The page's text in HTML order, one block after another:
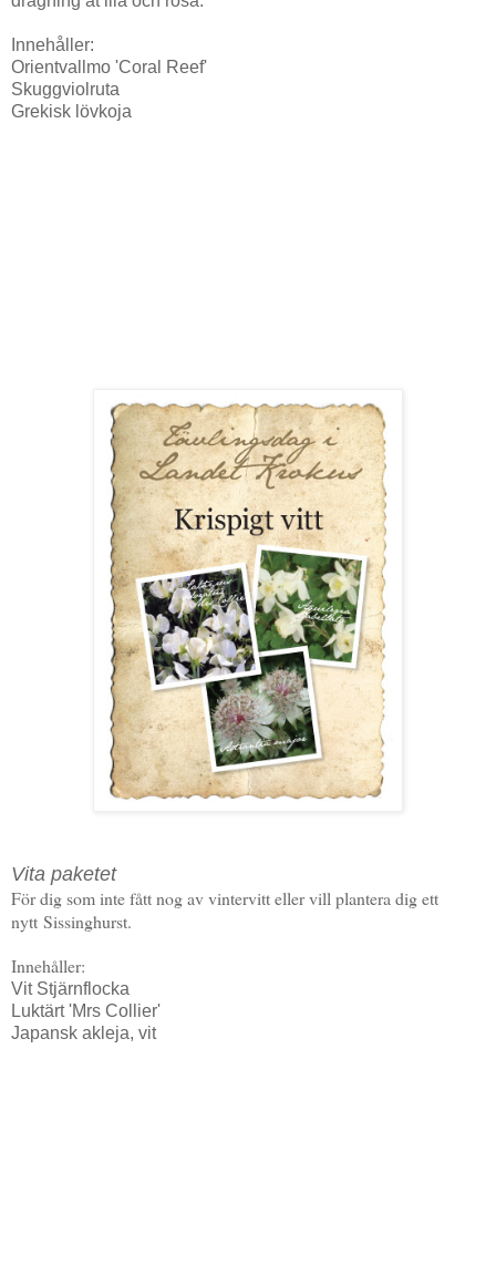
Innehåller:
Orientvallmo 'Coral Reef'
Skuggviolruta
Grekisk lövkoja
Vita paketet
För dig som inte fått nog av vintervitt eller vill plantera dig ett
nytt Sissinghurst.
Innehåller:
Vit Stjärnflocka
Luktärt 'Mrs Collier'
Japansk akleja, vit